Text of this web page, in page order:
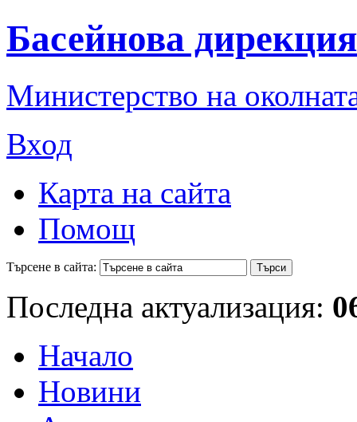
Басейнова
Министерство на
Вход
Карта на сайта
Помощ
Търсене в сайта:
Последна актуализация:
Начало
Новини